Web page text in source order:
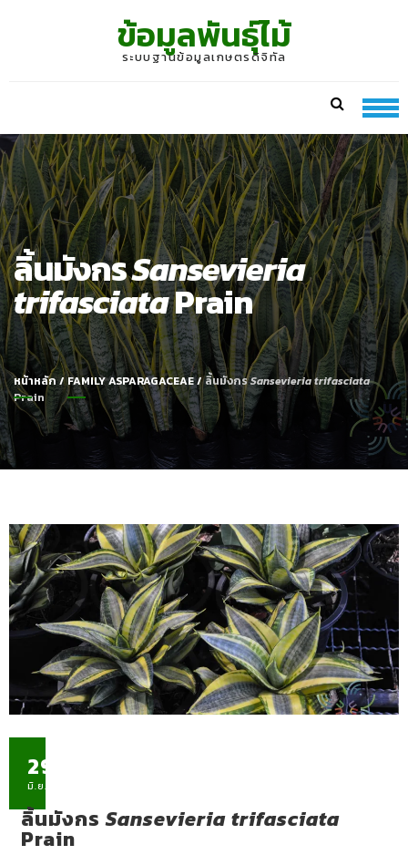
ข้อมูลพันธุ์ไม้
ระบบฐานข้อมูลเกษตรดิจิทัล
ลิ้นมังกรSansevieria
trifasciataPrain
หน้าหลัก/FAMILY ASPARAGACEAE/ลิ้นมังกรSansevieria trifasciata
Prain
29
มิ.ย.
ลิ้นมังกรSansevieria trifasciata
Prain